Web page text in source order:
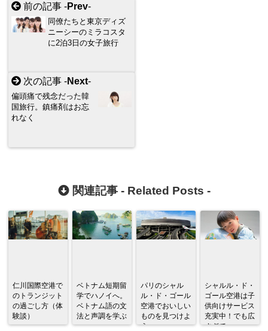
前の記事 -Prev-
同僚たちと東京ディズ
ニーシーのミラコスタ
に2泊3日の女子旅行
次の記事 -Next-
偏頭痛で残念だった韓
国旅行。鎮痛剤はお忘
れなく
関連記事 - Related Posts -
仁川国際空港で
のトランジット
の過ごし方（体
験談）
ベトナム短期留
学でハノイへ。
ベトナム語の文
法と声調を学ぶ
パリのシャル
ル・ド・ゴール
空港でおいしい
ものを見つけよ
う
シャルル・ド・
ゴール空港は子
供向けサービス
充実中！でも広
すぎて～